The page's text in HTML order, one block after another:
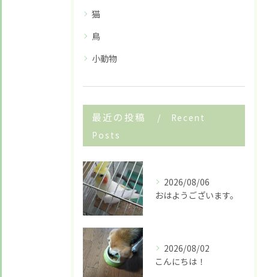
猫
鳥
小動物
最近の投稿
Recent
Posts
2026/08/06
おはようございます。
2026/08/02
こんにちは！
お悩みですか？ LINEでお気軽に質問してください！
LINE友だち追加はこちら